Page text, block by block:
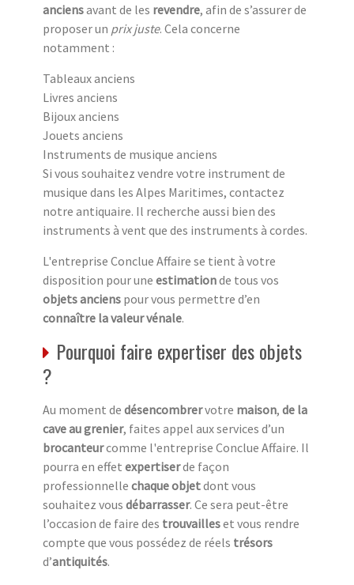
anciensavant de les revendre, afin de s’assurer de
proposer un prix juste. Cela concerne
notamment :
Tableaux anciens
Livres anciens
Bijoux anciens
Jouets anciens
Instruments de musique anciens
Si vous souhaitez vendre votre instrument de
musique dans les Alpes Maritimes, contactez
notre antiquaire. Il recherche aussi bien des
instruments à vent que des instruments à cordes.
L'entreprise Conclue Affaire se tient à votre
disposition pour une estimationde tous vos
objets anciens pour vous permettre d’en
connaître la valeur vénale.
Pourquoi faire expertiser des objets
?
Au moment de désencombrervotre maison, de la
cave au grenier, faites appel aux services d’un
brocanteurcomme l'entreprise Conclue Affaire. Il
pourra en effet expertiserde façon
professionnelle chaque objetdont vous
souhaitez vous débarrasser. Ce sera peut-être
l’occasion de faire des trouvailleset vous rendre
compte que vous possédez de réels trésors
d’antiquités.